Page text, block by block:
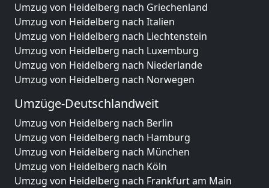
Umzug von Heidelberg nach Griechenland
Umzug von Heidelberg nach Italien
Umzug von Heidelberg nach Liechtenstein
Umzug von Heidelberg nach Luxemburg
Umzug von Heidelberg nach Niederlande
Umzug von Heidelberg nach Norwegen
Umzüge-Deutschlandweit
Umzug von Heidelberg nach Berlin
Umzug von Heidelberg nach Hamburg
Umzug von Heidelberg nach München
Umzug von Heidelberg nach Köln
Umzug von Heidelberg nach Frankfurt am Main